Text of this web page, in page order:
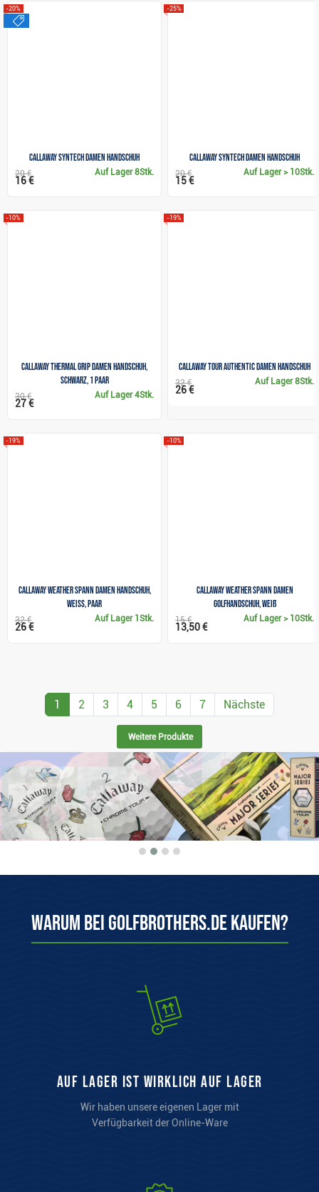
Callaway Syntech Damen Handschuh
-20%
Auf Lager8Stk.
20 €
16 €
Callaway Syntech Damen Handschuh
-25%
Auf Lager> 10Stk.
20 €
15 €
Callaway Thermal Grip Damen Handschuh,
schwarz, 1 Paar
-10%
Auf Lager4Stk.
30 €
27 €
Callaway Tour Authentic Damen Handschuh
-19%
Auf Lager8Stk.
32 €
26 €
Callaway Weather Spann dAMEN Handschuh,
weiss, Paar
-19%
Auf Lager 1Stk.
32 €
26 €
Callaway Weather Spann Damen
Golfhandschuh, Weiß
-10%
Auf Lager> 10Stk.
15 €
13,50 €
1 2 3 4 5 6 7 Nächste
Weitere Produkte
Warum bei Golfbrothers.de kaufen?
auf Lager ist wirklich auf Lager
Wir haben unsere eigenen Lager mit
Verfügbarkeit der Online-Ware